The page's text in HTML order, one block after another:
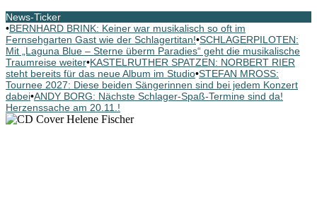
News-Ticker
•BERNHARD BRINK: Keiner war musikalisch so oft im
Fernsehgarten Gast wie der Schlagertitan!•SCHLAGERPILOTEN:
Mit „Laguna Blue – Sterne überm Paradies“ geht die musikalische
Traumreise weiter•KASTELRUTHER SPATZEN: NORBERT RIER
steht bereits für das neue Album im Studio•STEFAN MROSS:
Tournee 2027: Diese beiden Sängerinnen sind bei jedem Konzert
dabei•ANDY BORG: Nächste Schlager-Spaß-Termine sind da!
Herzenssache am 20.11.!